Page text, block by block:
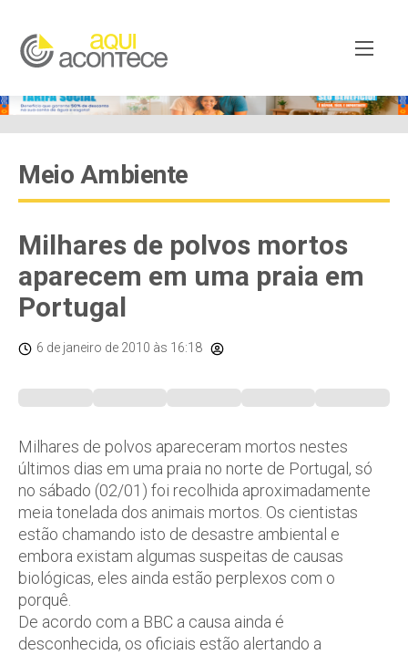
Meio Ambiente
Milhares de polvos mortos
aparecem em uma praia em
Portugal
6 de janeiro de 2010 às 16:18
Milhares de polvos apareceram mortos nestes
últimos dias em uma praia no norte de Portugal, só
no sábado (02/01) foi recolhida aproximadamente
meia tonelada dos animais mortos. Os cientistas
estão chamando isto de desastre ambiental e
embora existam algumas suspeitas de causas
biológicas, eles ainda estão perplexos com o
porquê.
De acordo com a BBC a causa ainda é
desconhecida, os oficiais estão alertando a